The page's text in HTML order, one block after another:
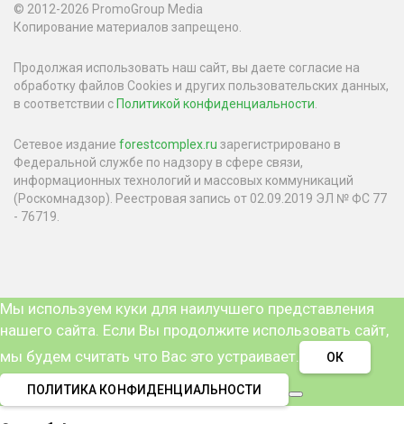
© 2012-2026 PromoGroup Media
Копирование материалов запрещено.
Продолжая использовать наш сайт, вы даете согласие на
обработку файлов Cookies и других пользовательских данных,
в соответствии сПолитикой конфиденциальности
Сетевое издание forestcomplex.ru зарегистрировано в
Федеральной службе по надзору в сфере связи,
информационных технологий и массовых коммуникаций
(Роскомнадзор). Реестровая запись от 02.09.2019 ЭЛ № ФС 77
- 76719.
Мы используем куки для наилучшего представления
нашего сайта. Если Вы продолжите использовать сайт,
мы будем считать что Вас это устраивает.
ОК
ПОЛИТИКА КОНФИДЕНЦИАЛЬНОСТИ